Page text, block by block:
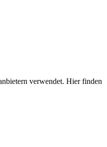
verwendet. Hier finden